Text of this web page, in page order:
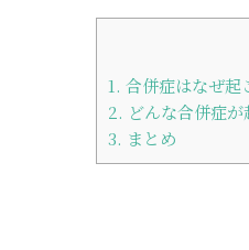
1. 合併症はなぜ起
2. どんな合併症
3. まとめ